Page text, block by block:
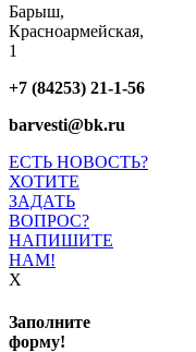
Барыш,
Красноармейская,
1
+7 (84253) 21-1-56
barvesti@bk.ru
ЕСТЬ НОВОСТЬ?
ХОТИТЕ
ЗАДАТЬ
ВОПРОС?
НАПИШИТЕ
НАМ!
X
Заполните
форму!